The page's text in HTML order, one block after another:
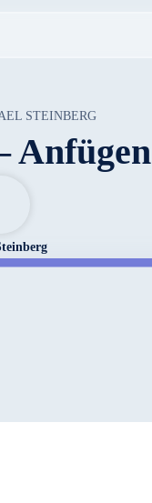
STEINBERG
Anfügen